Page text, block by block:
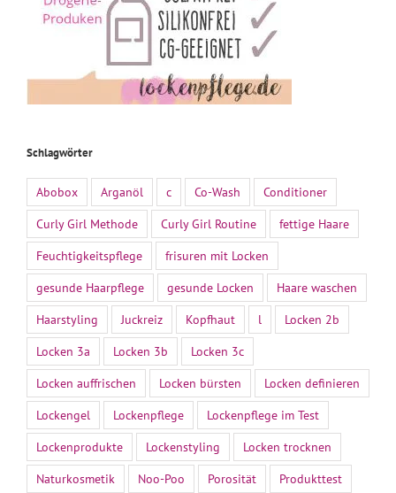
Schlagwörter
Abobox Arganöl c Co-Wash
Conditioner
Curly Girl Methode
Curly Girl Routine
fettige Haare
Feuchtigkeitspflege
frisuren mit Locken
gesunde Haarpflege
gesunde Locken
Haare waschen
Haarstyling
Juckreiz Kopfhaut l
Locken 2b
Locken 3a
Locken 3b
Locken 3c
Locken auffrischen
Locken bürsten
Locken definieren
Lockengel
Lockenpflege
Lockenpflege im Test
Lockenprodukte
Lockenstyling
Locken trocknen
Naturkosmetik
Noo-Poo Porosität
Produkttest